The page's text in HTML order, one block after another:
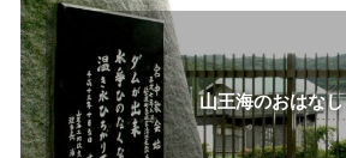
山王海のおはなし